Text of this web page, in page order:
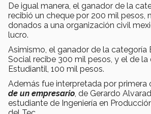
De igual manera, el ganador de la
recibió un cheque por 200 mil pesos,
donados a una organización civil
lucro.
Asimismo, el ganador de la categoría
Social recibe 300 mil pesos, y el de la
Estudiantil, 100 mil pesos.
Además fue interpretada por primera
de un empresario , de Gerardo
estudiante de Ingeniería en